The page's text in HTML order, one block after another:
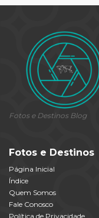
Fotos e Destinos Blog
Fotos e Destinos
Página Inicial
Índice
Quem Somos
Fale Conosco
Política de Privacidade